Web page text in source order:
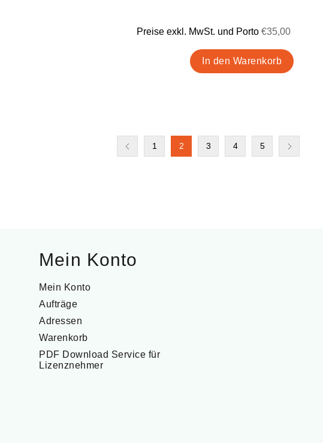
€35,00
Preise exkl. MwSt. und Porto
1 2 3 4 5
Mein Konto
Mein Konto
Aufträge
Adressen
Warenkorb
PDF Download Service für
Lizenznehmer